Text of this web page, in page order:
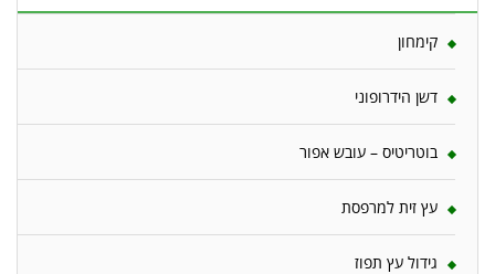
קימחון
דשן הידרופוני
בוטריטיס – עובש אפור
עץ זית למרפסת
גידול עץ תפוז